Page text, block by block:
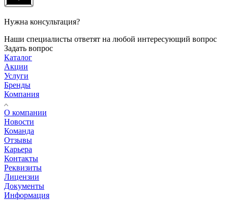
Нужна консультация?
Наши специалисты ответят на любой интересующий вопрос
Задать вопрос
Каталог
Акции
Услуги
Бренды
Компания
О компании
Новости
Команда
Отзывы
Карьера
Контакты
Реквизиты
Лицензии
Документы
Информация